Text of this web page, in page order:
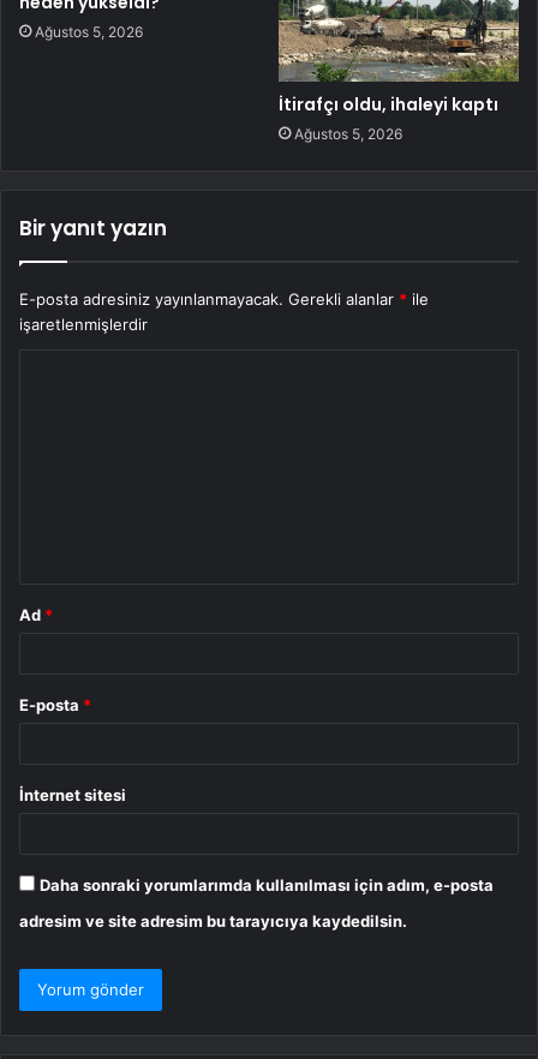
Ağustos 5, 2026
İtirafçı oldu, ihaleyi kaptı
Ağustos 5, 2026
Bir yanıt yazın
E-posta adresiniz yayınlanmayacak. Gerekli alanlar * ile
işaretlenmişlerdir
Ad *
E-posta *
İnternet sitesi
Daha sonraki yorumlarımda kullanılması için adım, e-posta
adresim ve site adresim bu tarayıcıya kaydedilsin.